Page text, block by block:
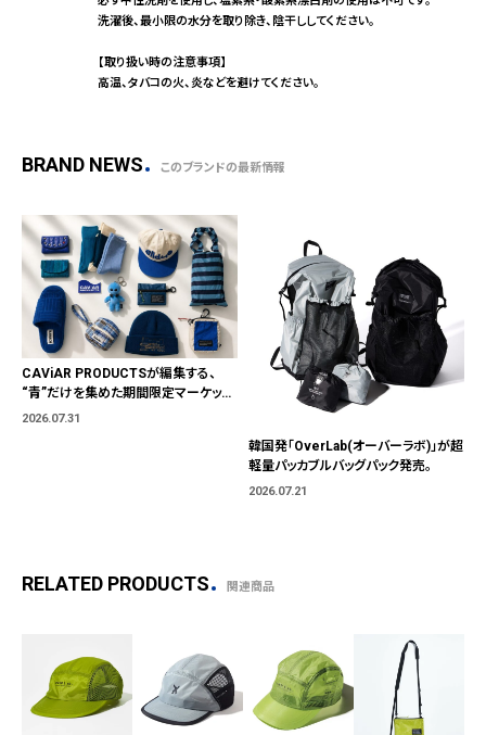
洗濯後、最小限の水分を取り除き、陰干ししてください。
【取り扱い時の注意事項】
高温、タバコの火、炎などを避けてください。
BRAND NEWS このブランドの最新情報
CAViAR PRODUCTSが編集する、
“青”だけを集めた期間限定マーケット
「BLUE MARKET」が横浜に。ブランド
2026.07.31
韓国発「OverLab(オーバーラボ)」が超
軽量パッカブルバッグパック発売。
2026.07.21
RELATED PRODUCTS 関連商品